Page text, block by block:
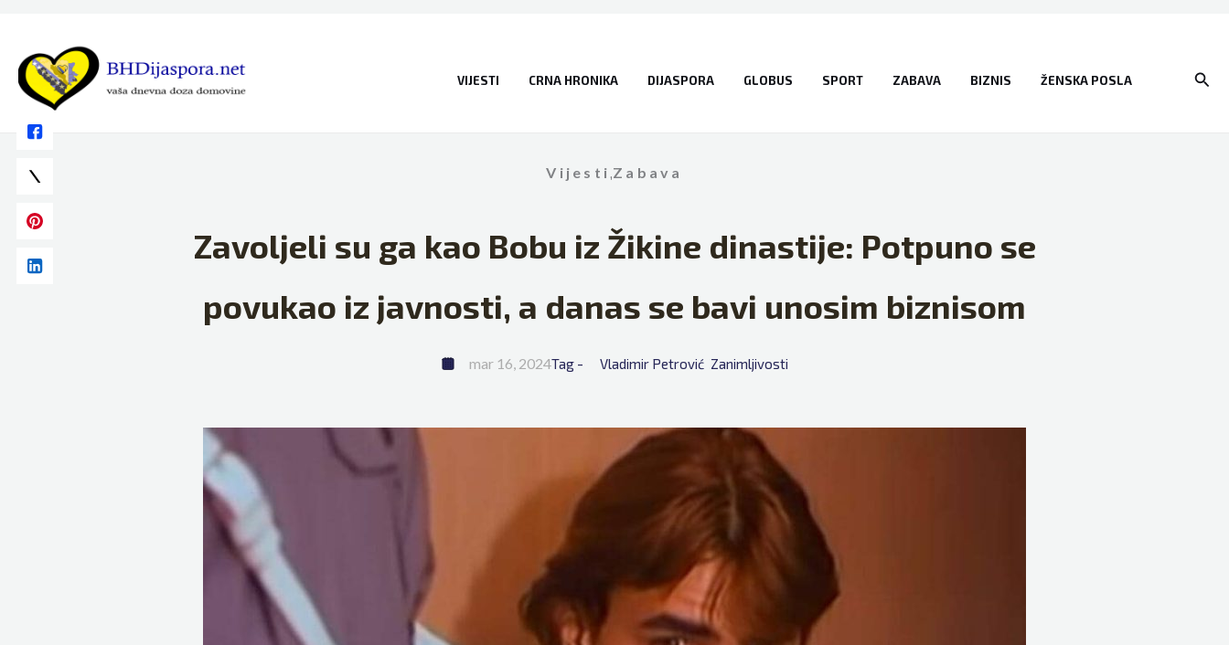
content
VIJESTI CRNA HRONIKA DIJASPORA GLOBUS SPORT ZABAVA BIZNIS ŽENSKA POSLA
Vijesti,Zabava
Zavoljeli su ga kao Bobu iz Žikine dinastije: Potpuno se
povukao iz javnosti, a danas se bavi unosim biznisom
mar 16, 2024Tag - Vladimir Petrović Zanimljivosti